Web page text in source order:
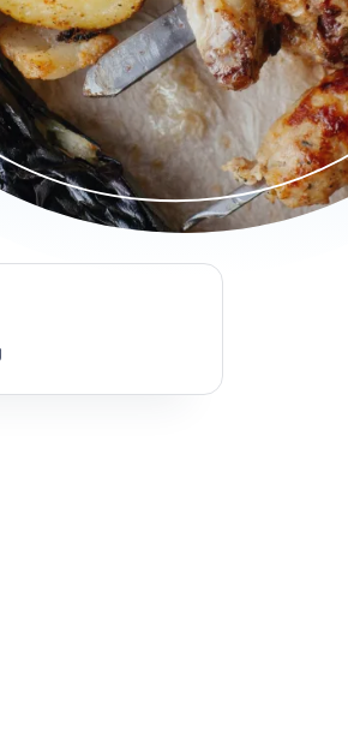
direct en geniet vanavond nog